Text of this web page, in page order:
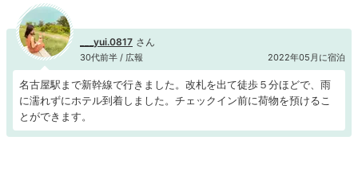
___yui.0817
30代前半 / 広報 2022年05月に宿泊
名古屋駅まで新幹線で行きました。改札を出て徒歩５分ほどで、雨
に濡れずにホテル到着しました。チェックイン前に荷物を預けるこ
とができます。